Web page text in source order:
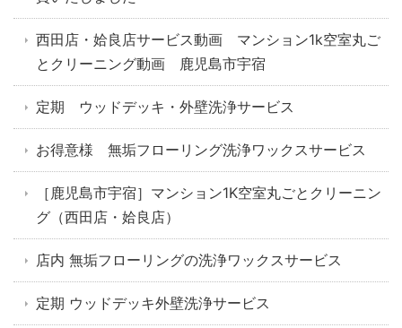
西田店・姶良店サービス動画 マンション1k空室丸ご
とクリーニング動画 鹿児島市宇宿
定期 ウッドデッキ・外壁洗浄サービス
お得意様 無垢フローリング洗浄ワックスサービス
［鹿児島市宇宿］マンション1K空室丸ごとクリーニン
グ（西田店・姶良店）
店内 無垢フローリングの洗浄ワックスサービス
定期 ウッドデッキ外壁洗浄サービス